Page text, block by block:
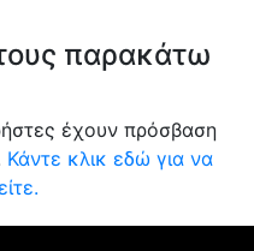
παρακάτω
έχουν πρόσβαση
Κάντε κλικ εδώ για να